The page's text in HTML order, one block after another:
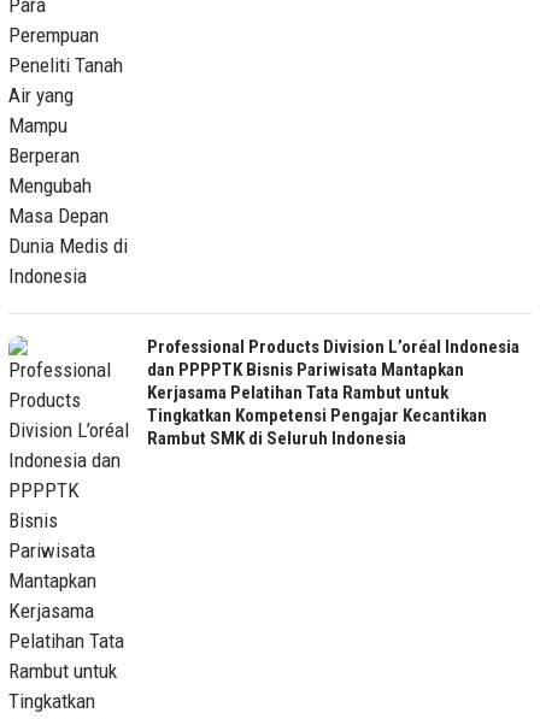
Professional Products Division L’oréal Indonesia
dan PPPPTK Bisnis Pariwisata Mantapkan
Kerjasama Pelatihan Tata Rambut untuk
Tingkatkan Kompetensi Pengajar Kecantikan
Rambut SMK di Seluruh Indonesia